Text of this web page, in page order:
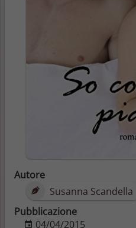
Autore
Susanna Scandella
Pubblicazione
04/04/2015